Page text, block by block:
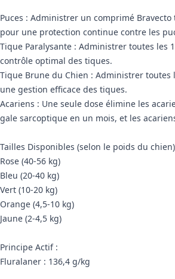
Puces : Administrer un comprimé Bravecto
pour une protection continue contre les
Tique Paralysante : Administrer toutes les
contrôle optimal des tiques.
Tique Brune du Chien : Administrer toutes
une gestion efficace des tiques.
Acariens : Une seule dose élimine les
gale sarcoptique en un mois, et les
Tailles Disponibles (selon le poids du
Rose (40-56 kg)
Bleu (20-40 kg)
Vert (10-20 kg)
Orange (4,5-10 kg)
Jaune (2-4,5 kg)
Principe Actif :
Fluralaner : 136,4 g/kg